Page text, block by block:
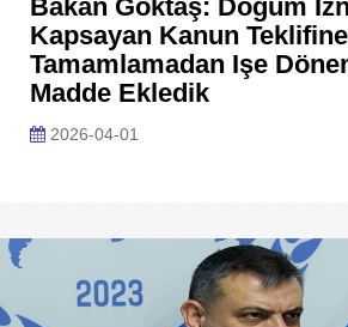
Bakan Göktaş: Doğum
Kapsayan Kanun
Tamamlamadan Işe
Madde Ekledik
2026-04-01